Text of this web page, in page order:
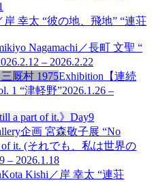
岸 幸太 “彼の地、飛地” “連荘
Nagamachi／長町 文聖 “
– 2026.2.22
Exhibition 【連続
1 “津軽野”2026.1.26 –
企画 宮森敬子展 “No
of it. (それでも、私は世界の
– 2026.1.18
Kota Kishi／岸 幸太 “連荘